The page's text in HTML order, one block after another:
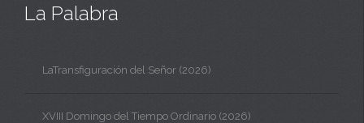
La Palabra
LaTransfiguración del Señor (2026)
XVIII Domingo del Tiempo Ordinario (2026)